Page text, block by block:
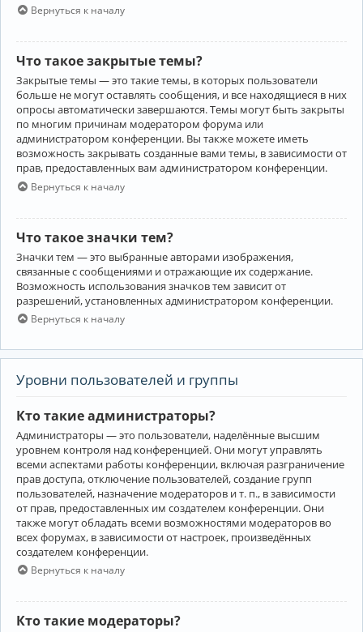
Вернуться к началу
Что такое закрытые темы?
Закрытые темы — это такие темы, в которых пользователи
больше не могут оставлять сообщения, и все находящиеся в них
опросы автоматически завершаются. Темы могут быть закрыты
по многим причинам модератором форума или
администратором конференции. Вы также можете иметь
возможность закрывать созданные вами темы, в зависимости от
прав, предоставленных вам администратором конференции.
Вернуться к началу
Что такое значки тем?
Значки тем — это выбранные авторами изображения,
связанные с сообщениями и отражающие их содержание.
Возможность использования значков тем зависит от
разрешений, установленных администратором конференции.
Вернуться к началу
Уровни пользователей и группы
Кто такие администраторы?
Администраторы — это пользователи, наделённые высшим
уровнем контроля над конференцией. Они могут управлять
всеми аспектами работы конференции, включая разграничение
прав доступа, отключение пользователей, создание групп
пользователей, назначение модераторов и т. п., в зависимости
от прав, предоставленных им создателем конференции. Они
также могут обладать всеми возможностями модераторов во
всех форумах, в зависимости от настроек, произведённых
создателем конференции.
Вернуться к началу
Кто такие модераторы?